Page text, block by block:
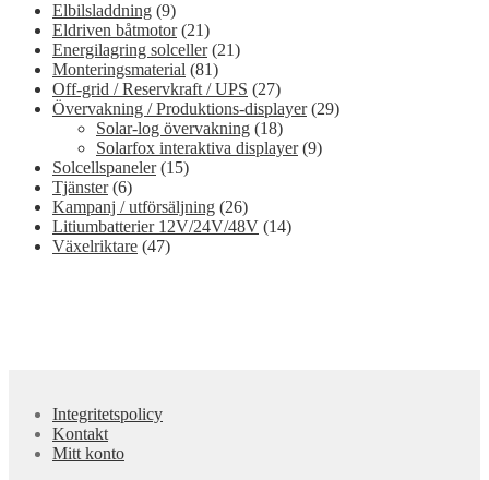
Elbilsladdning (9)
Eldriven båtmotor (21)
Energilagring solceller (21)
Monteringsmaterial (81)
Off-grid / Reservkraft / UPS (27)
Övervakning / Produktions-displayer (29)
Solar-log övervakning (18)
Solarfox interaktiva displayer (9)
Solcellspaneler (15)
Tjänster (6)
Kampanj / utförsäljning (26)
Litiumbatterier 12V/24V/48V (14)
Växelriktare (47)
Integritetspolicy
Kontakt
Mitt konto